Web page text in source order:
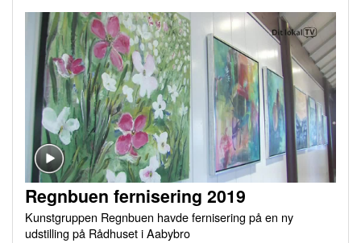
Regnbuen fernisering 2019
Kunstgruppen Regnbuen havde fernisering på en ny
udstilling på Rådhuset i Aabybro